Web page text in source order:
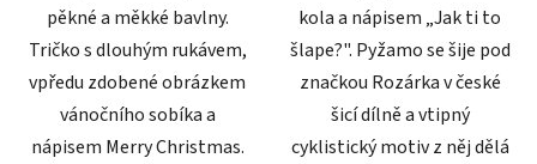
pěkné a měkké bavlny.
Tričko s dlouhým rukávem,
vpředu zdobené obrázkem
vánočního sobíka a
nápisem Merry Christmas.
kola a nápisem „Jak ti to
šlape?". Pyžamo se šije pod
značkou Rozárka v české
šicí dílně a vtipný
cyklistický motiv z něj dělá